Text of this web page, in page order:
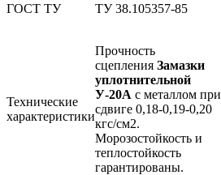
ГОСТ ТУ ТУ 38.105357-85
Технические
характеристики
Прочность
сцепления Замазки
уплотнительной
У-20А с металлом при
сдвиге 0,18-0,19-0,20
кгс/см2.
Морозостойкость и
теплостойкость
гарантированы.